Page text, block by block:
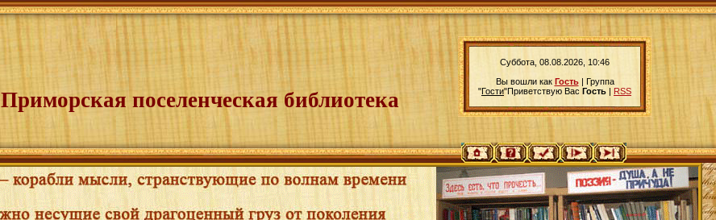
Суббота, 08.08.2026, 10:46
Вы вошли как Гость| Группа
"Гости"Приветствую Вас Гость | RSS
Приморская поселенческая библиотека